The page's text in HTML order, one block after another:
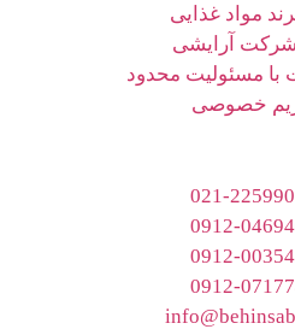
مواد غذایی
آرایشی
مسئولیت محدود
خصوصی
021-
0912-
0912-
0912-